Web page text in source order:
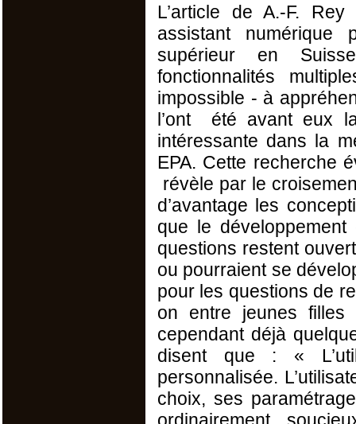
L’article de A.-F.
assistant numérique
supérieur en
fonctionnalités
impossible - à
l’ont été avant eux
intéressante dans la
EPA. Cette recherche
révèle par le
d’avantage les
que le
questions restent
ou pourraient se
pour les questions de
on entre jeunes filles
cependant déjà
disent que : «
personnalisée.
choix, ses
ordinairement